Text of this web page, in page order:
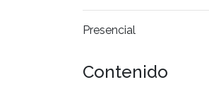
Presencial
Contenido